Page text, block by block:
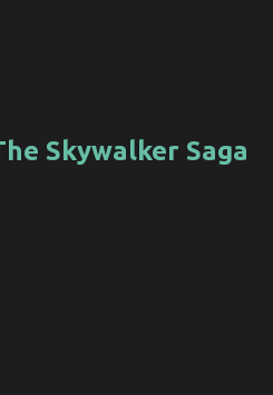
Skywalker Saga